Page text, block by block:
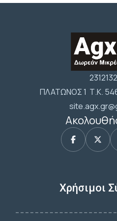
ΠΛΑΤΩΝΟΣ 1 Τ.Κ.
Χρήσιμοι